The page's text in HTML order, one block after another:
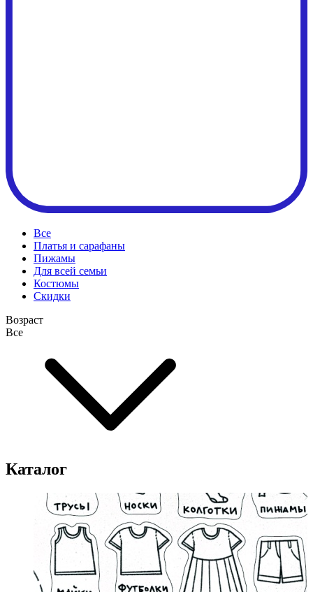
Все
Платья и сарафаны
Пижамы
Для всей семьи
Костюмы
Cкидки
Возраст
Все
Каталог